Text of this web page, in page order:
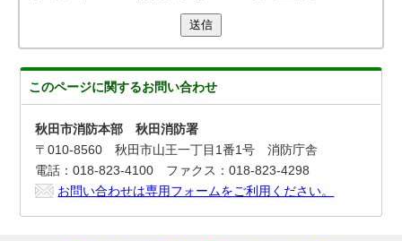
送信
このページに関するお問い合わせ
秋田市消防本部 秋田消防署
〒010-8560 秋田市山王一丁目1番1号 消防庁舎
電話：018-823-4100 ファクス：018-823-4298
お問い合わせは専用フォームをご利用ください。